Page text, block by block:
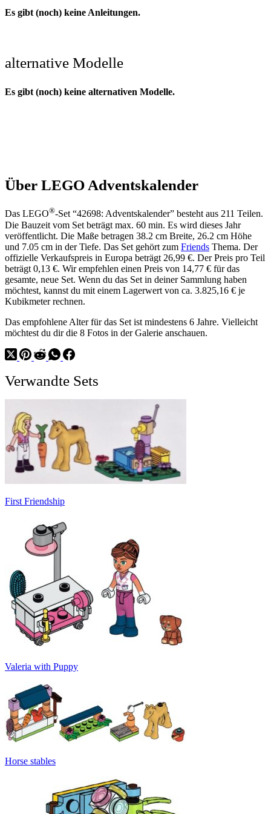
Es gibt (noch) keine Anleitungen.
alternative Modelle
Es gibt (noch) keine alternativen Modelle.
Über LEGO Adventskalender
Das LEGO®-Set “42698: Adventskalender” besteht aus 211 Teilen.
Die Bauzeit vom Set beträgt max. 60 min. Es wird dieses Jahr
veröffentlicht. Die Maße betragen 38.2 cm Breite, 26.2 cm Höhe
und 7.05 cm in der Tiefe. Das Set gehört zum Friends Thema. Der
offizielle Verkaufspreis in Europa beträgt 26,99 €. Der Preis pro Teil
beträgt 0,13 €. Wir empfehlen einen Preis von 14,77 € für das
gesamte, neue Set. Wenn du das Set in deiner Sammlung haben
möchtest, kannst du mit einem Lagerwert von ca. 3.825,16 € je
Kubikmeter rechnen.
Das empfohlene Alter für das Set ist mindestens 6 Jahre. Vielleicht
möchtest du dir die 8 Fotos in der Galerie anschauen.
Verwandte Sets
First Friendship
Valeria with Puppy
Horse stables